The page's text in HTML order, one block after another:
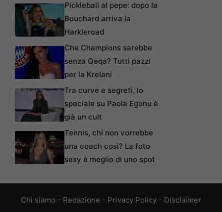
Pickleball al pepe: dopo la
Bouchard arriva la
Harkleroad
Che Champions sarebbe
senza Qeqa? Tutti pazzi
per la Krelani
Tra curve e segreti, lo
speciale su Paola Egonu è
già un cult
Tennis, chi non vorrebbe
una coach così? La foto
sexy è meglio di uno spot
Chi siamo - Redazione - Privacy Policy - Disclaimer